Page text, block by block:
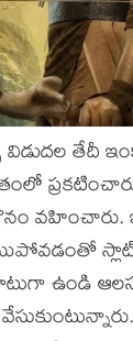
విడుదల తేదీ
వహించారు.
ఉండి